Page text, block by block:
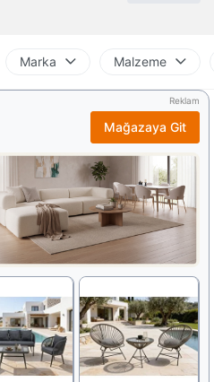
Marka Malzeme
Reklam
Mağazaya Git